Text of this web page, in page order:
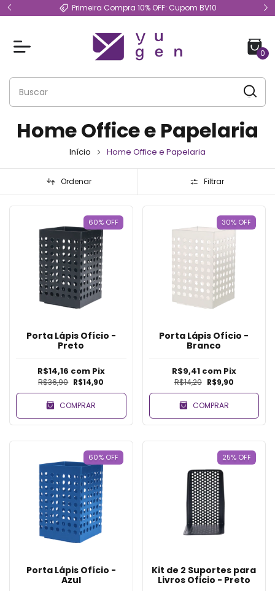
Primeira Compra 10% OFF: Cupom BV10
0
Home Office e Papelaria
Início Home Office e Papelaria
Ordenar Filtrar
60% OFF
Porta Lápis Ofício -
Preto
R$36,90 R$14,90
R$14,16 com Pix
COMPRAR
30% OFF
Porta Lápis Ofício -
Branco
R$14,20 R$9,90
R$9,41 com Pix
COMPRAR
60% OFF
Porta Lápis Ofício -
Azul
25% OFF
Kit de 2 Suportes para
Livros Oficio - Preto